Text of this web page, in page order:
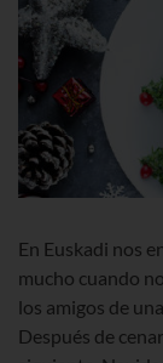
En Euskadi nos
mucho cuando
los amigos de
Después de